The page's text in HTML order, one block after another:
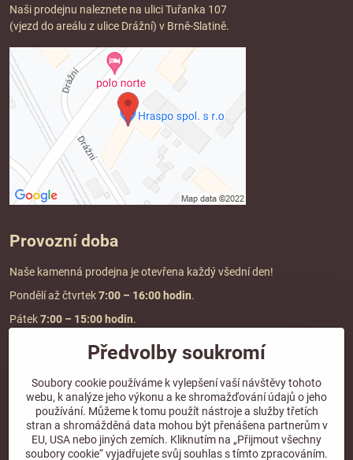
Naši prodejnu naleznete na ulici Tuřanka 107
(vjezd do areálu z ulice Drážní) v Brně-Slatině.
Provozní doba
Naše kamenná prodejna je otevřena každý všední den!
Pondělí až čtvrtek7:00 – 16:00 hodin.
Pátek7:00 – 15:00 hodin.
Doprava a platba
DOPRAVA ZDARMA
při objednávce nad2000 Kč vč. DPH.
*Nevztahuje se na paletovou přepravu.
Předvolby soukromí
Soubory cookie používáme k vylepšení vaší návštěvy tohoto
webu, k analýze jeho výkonu a ke shromažďování údajů o jeho
používání. Můžeme k tomu použít nástroje a služby třetích
stran a shromážděná data mohou být přenášena partnerům v
EU, USA nebo jiných zemích. Kliknutím na „Přijmout všechny
soubory cookie“ vyjadřujete svůj souhlas s tímto zpracováním.